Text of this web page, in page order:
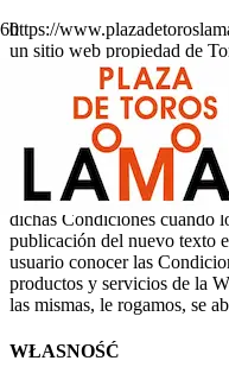
https://
un sitio web propiedad de
PROPIETARIO, con CIF/
en: Centro Melior Vasari.
C.P. 29660 – Marbella
El acceso, reproducción y
aceptación previa de las
momento; EL
dichas Condiciones cuando
publicación del nuevo texto
usuario conocer las
productos y servicios de la
las mismas, le rogamos, se
WŁASNOŚĆ